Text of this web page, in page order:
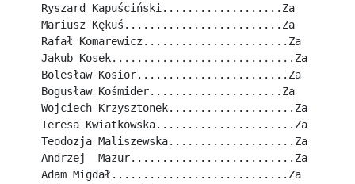
Ryszard Kapuściński...................Za
Mariusz Kękuś.........................Za
Rafał Komarewicz.......................Za
Jakub Kosek.............................Za
Bolesław Kosior........................Za
Bogusław Kośmider.....................Za
Wojciech Krzysztonek....................Za
Teresa Kwiatkowska......................Za
Teodozja Maliszewska....................Za
Andrzej  Mazur..........................Za
Adam Migdał............................Za